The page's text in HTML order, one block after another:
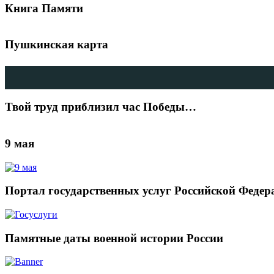
Книга Памяти
Пушкинская карта
Твой труд приблизил час Победы…
9 мая
Портал государственных услуг Российской
Памятные даты военной истории России